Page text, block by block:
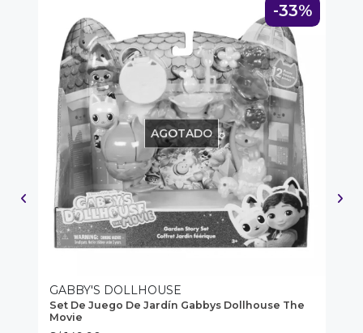
JUGAR
-33%
AGOTADO
GABBY'S DOLLHOUSE
Set De Juego De Jardín Gabbys Dollhouse The
Movie